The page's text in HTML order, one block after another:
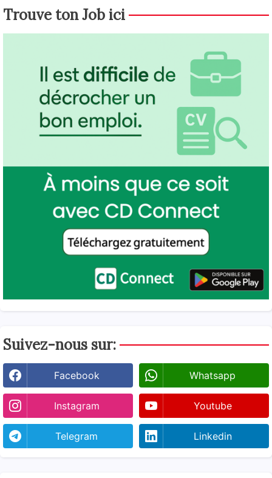
Trouve ton Job ici
Suivez-nous sur:
Facebook Whatsapp
Instagram Youtube
Telegram Linkedin